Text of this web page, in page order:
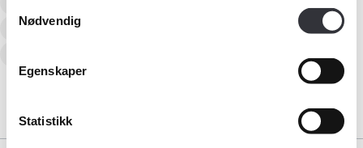
Nødvendig
Egenskaper
Statistikk
Kompetanse
Forbruker
Aktuelt
Tilstandsanalyse av boligeiendom